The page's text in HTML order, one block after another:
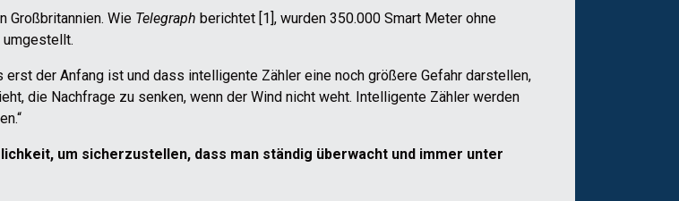
Großbritannien. Wie Telegraph berichtet [1], wurden 350.000 Smart Meter ohne
erst der Anfang ist und dass intelligente Zähler eine noch größere Gefahr darstellen,
die Nachfrage zu senken, wenn der Wind nicht weht. Intelligente Zähler werden
um sicherzustellen, dass man ständig überwacht und immer unter